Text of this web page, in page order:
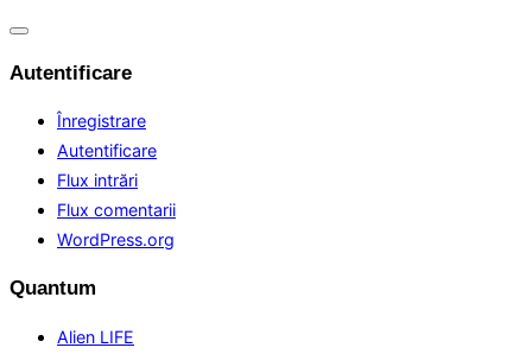
Comută
Autentificare
Înregistrare
Autentificare
Flux intrări
Flux comentarii
WordPress.org
Quantum
Alien LIFE